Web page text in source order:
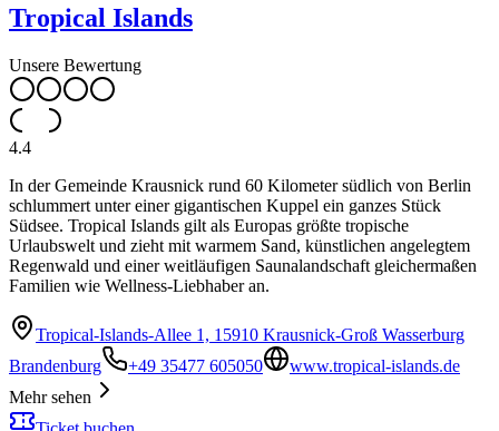
Tropical Islands
Unsere Bewertung
4.4
In der Gemeinde Krausnick rund 60 Kilometer südlich von Berlin
schlummert unter einer gigantischen Kuppel ein ganzes Stück
Südsee. Tropical Islands gilt als Europas größte tropische
Urlaubswelt und zieht mit warmem Sand, künstlichen angelegtem
Regenwald und einer weitläufigen Saunalandschaft gleichermaßen
Familien wie Wellness-Liebhaber an.
Tropical-Islands-Allee 1, 15910 Krausnick-Groß Wasserburg
Brandenburg
+49 35477 605050
www.tropical-islands.de
Mehr sehen